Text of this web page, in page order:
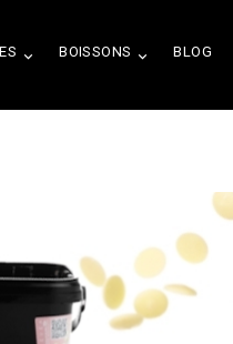
 
BOISSONS BLOG